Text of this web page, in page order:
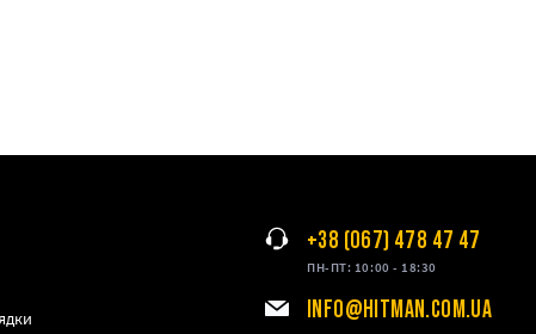
+38 (067) 478 47 47
ПН-ПТ: 10:00 - 18:30
INFO@HITMAN.COM.UA